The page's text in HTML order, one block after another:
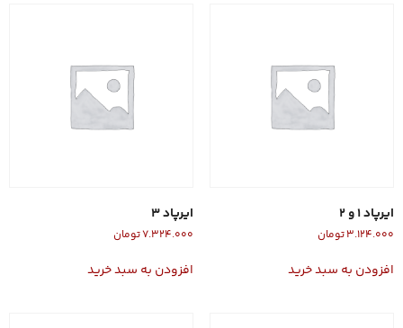
ایرپاد 1 و 2
۳.۱۲۴.۰۰۰تومان
افزودن به سبد خرید
ایرپاد 3
۷.۳۲۴.۰۰۰تومان
افزودن به سبد خرید